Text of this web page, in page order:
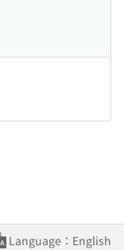
Language：English